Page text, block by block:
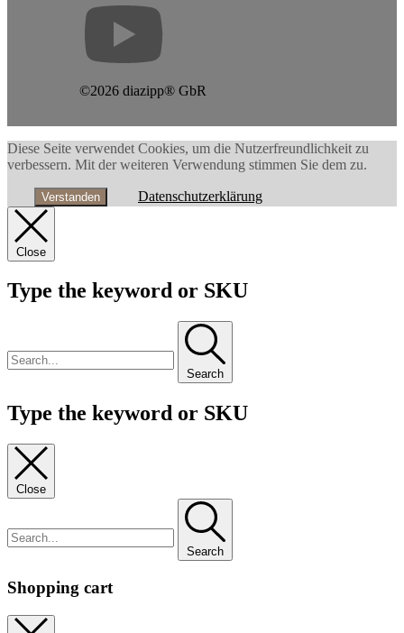
©2026 diazipp® GbR
Diese Seite verwendet Cookies, um die Nutzerfreundlichkeit zu
verbessern. Mit der weiteren Verwendung stimmen Sie dem zu.
Verstanden Datenschutzerklärung
Close
Type the keyword or SKU
Search
Type the keyword or SKU
Close
Search
Shopping cart